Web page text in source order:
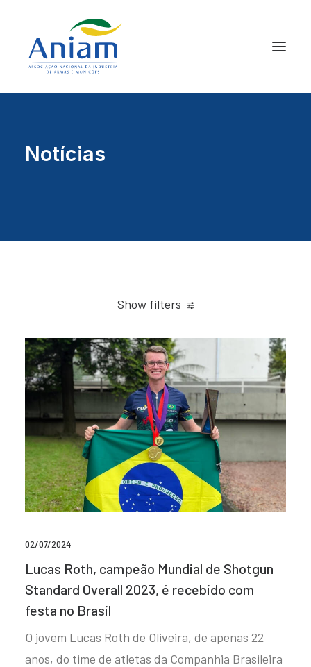
Notícias
Show filters
02/07/2024
Lucas Roth, campeão Mundial de Shotgun
Standard Overall 2023, é recebido com
festa no Brasil
O jovem Lucas Roth de Oliveira, de apenas 22
anos, do time de atletas da Companhia Brasileira